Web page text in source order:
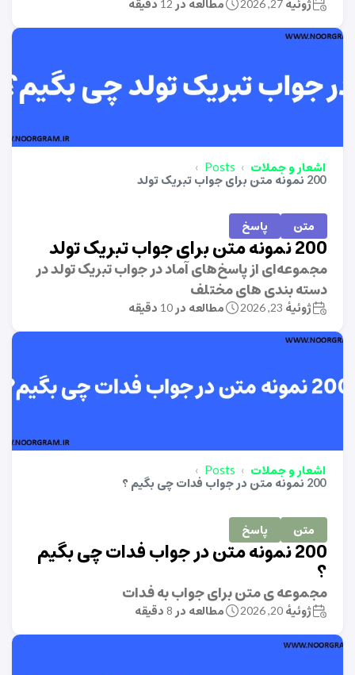
ژوئیهٔ 27, 2026 مطالعه در 12 دقیقه
اشعار و جملات
Posts
200 نمونه متن برای جواب تبریک تولد
متن پاسخ
200 نمونه متن برای جواب تبریک تولد
مجموعه‌ای از پاسخ‌های آماد در جواب تبریک تولد در
دسته بندی های مختلف
ژوئیهٔ 23, 2026 مطالعه در 10 دقیقه
اشعار و جملات
Posts
200 نمونه متن در جواب فدات چی بگیم ؟
متن پاسخ
200 نمونه متن در جواب فدات چی بگیم
؟
مجموعه ی متن برای جواب به فدات
ژوئیهٔ 20, 2026 مطالعه در 8 دقیقه